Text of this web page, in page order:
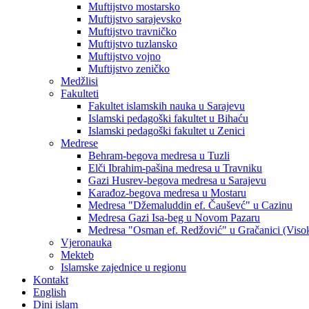
Muftijstvo mostarsko
Muftijstvo sarajevsko
Muftijstvo travničko
Muftijstvo tuzlansko
Muftijstvo vojno
Muftijstvo zeničko
Medžlisi
Fakulteti
Fakultet islamskih nauka u Sarajevu
Islamski pedagoški fakultet u Bihaću
Islamski pedagoški fakultet u Zenici
Medrese
Behram-begova medresa u Tuzli
Elči Ibrahim-pašina medresa u Travniku
Gazi Husrev-begova medresa u Sarajevu
Karađoz-begova medresa u Mostaru
Medresa "Džemaluddin ef. Čauševć" u Cazinu
Medresa Gazi Isa-beg u Novom Pazaru
Medresa "Osman ef. Redžović" u Gračanici
Vjeronauka
Mekteb
Islamske zajednice u regionu
Kontakt
English
Dini islam